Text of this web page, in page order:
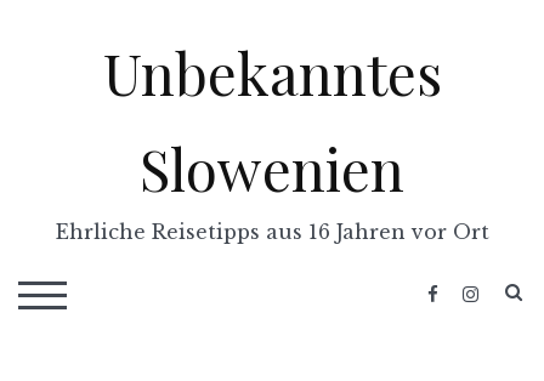
Unbekanntes
Slowenien
Ehrliche Reisetipps aus 16 Jahren vor Ort
TOGGLE MOBILE MENU